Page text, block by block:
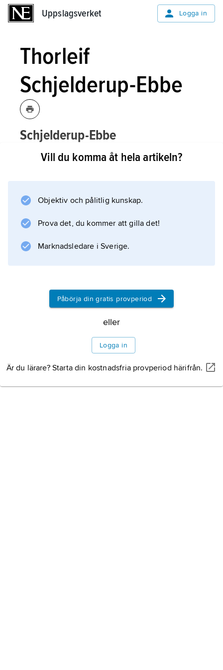
Uppslagsverket Logga in
Thorleif
Schjelderup-Ebbe
Schjelderup-Ebbe
[ʃɛldrʉpɛʹbə] ,Thorleif, 1894–1976, norsk
Välkända är hans undersökningar över
hackordningen bland tamhöns, det s.k.
rangordningssystemet, vilket han behandlade
i
Information om artikeln
Vill du komma åt hela artikeln?
Objektiv och pålitlig kunskap.
Prova det, du kommer att gilla det!
Marknadsledare i Sverige.
Påbörja din gratis provperiod
eller
Logga in
Är du lärare? Starta din kostnadsfria provperiod härifrån.